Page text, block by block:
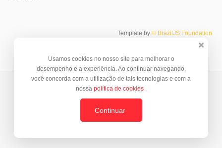
Template by © BrazilJS Foundation
Usamos cookies no nosso site para melhorar o
desempenho e a experiência. Ao continuar navegando,
você concorda com a utilização de tais tecnologias e com a
nossa política de cookies .
Continuar